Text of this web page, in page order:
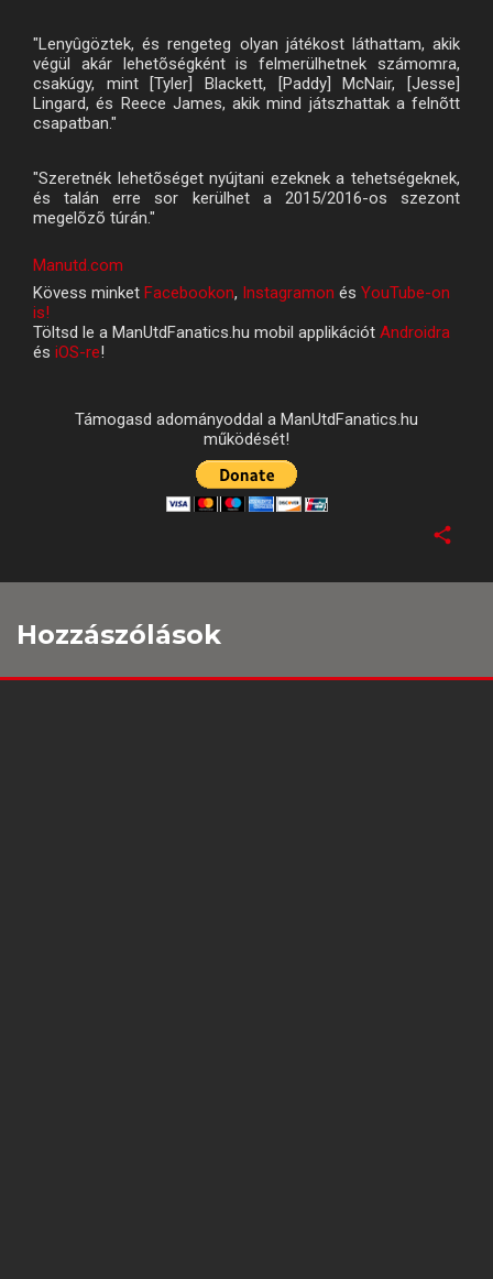
"Lenyûgöztek, és rengeteg olyan játékost láthattam, akik
végül akár lehetõségként is felmerülhetnek számomra,
csakúgy, mint [Tyler] Blackett, [Paddy] McNair, [Jesse]
Lingard, és Reece James, akik mind játszhattak a felnõtt
csapatban."
"Szeretnék lehetõséget nyújtani ezeknek a tehetségeknek,
és talán erre sor kerülhet a 2015/2016-os szezont
megelõzõ túrán."
Manutd.com
Kövess minket Facebookon, Instagramon és YouTube-on
is!
Töltsd le a ManUtdFanatics.hu mobil applikációt Androidra
és iOS-re!
Támogasd adományoddal a ManUtdFanatics.hu
működését!
Hozzászólások